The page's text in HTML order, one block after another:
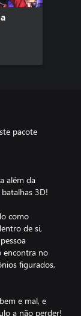
pacote
além da
3D!
como
de si,
encontra no
figurados,
e mal, e
a não perder!